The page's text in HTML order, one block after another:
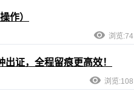
作）
浏览:74
证，全程留痕更高效！
浏览:108